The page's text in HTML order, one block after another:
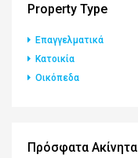
Property Type
Επαγγελματικά
Κατοικία
Οικόπεδα
Πρόσφατα Ακίνητα